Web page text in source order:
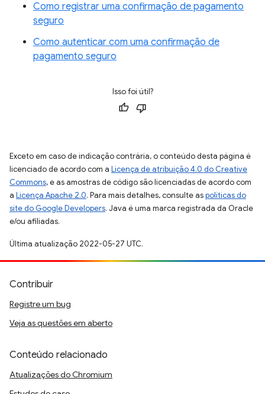
Como registrar uma confirmação de pagamento
seguro
Como autenticar com uma confirmação de
pagamento seguro
Isso foi útil?
Exceto em caso de indicação contrária, o conteúdo desta página é
licenciado de acordo com a Licença de atribuição 4.0 do Creative
Commons, e as amostras de código são licenciadas de acordo com
a Licença Apache 2.0. Para mais detalhes, consulte aspolíticas do
site do Google Developers. Java é uma marca registrada da Oracle
e/ou afiliadas.
Última atualização 2022-05-27 UTC.
Contribuir
Registre um bug
Veja as questões em aberto
Conteúdo relacionado
Atualizações do Chromium